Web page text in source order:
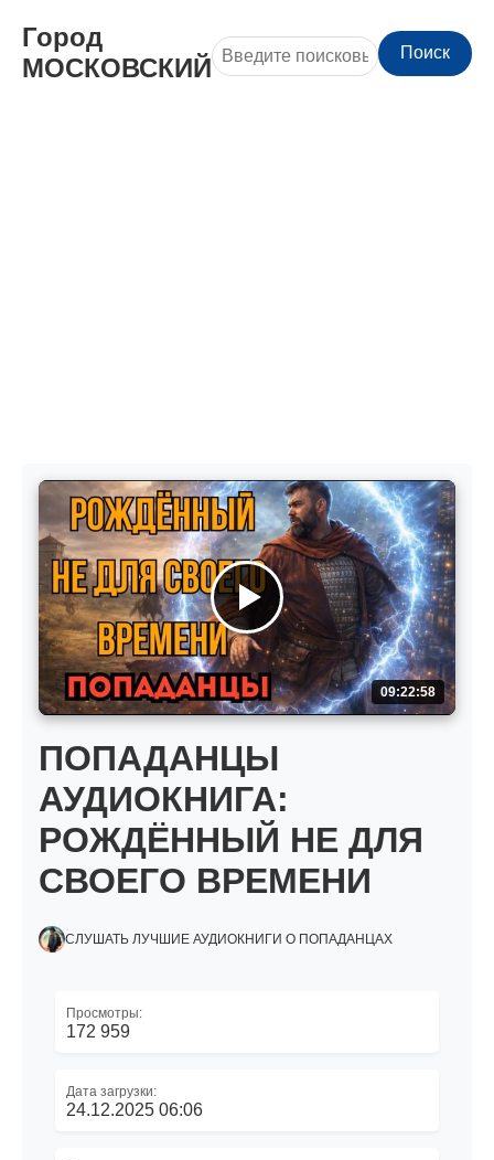
Город
МОСКОВСКИЙ
Поиск
09:22:58
ПОПАДАНЦЫ
АУДИОКНИГА:
РОЖДЁННЫЙ НЕ ДЛЯ
СВОЕГО ВРЕМЕНИ
СЛУШАТЬ ЛУЧШИЕ АУДИОКНИГИ О ПОПАДАНЦАХ
Просмотры:
172 959
Дата загрузки:
24.12.2025 06:06